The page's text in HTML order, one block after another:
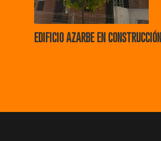
EDIFICIO AZARBE EN CONSTRUCCIÓN